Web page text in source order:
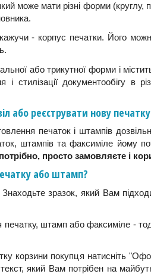
може мати різні форми (круглу,
- корпус печатки. Його
або трикутної форми і
стилізації документообігу в
або реєструвати нову
печаток і штампів
штампів та факсиміле йому
просто замовляєте і
або штамп?
зразок, який Вам
штамп або факсиміле -
корзини покупця натисніть
який Вам потрібен на